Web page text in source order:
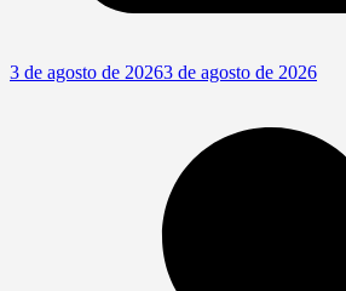
3 de agosto de 20263 de agosto de 2026